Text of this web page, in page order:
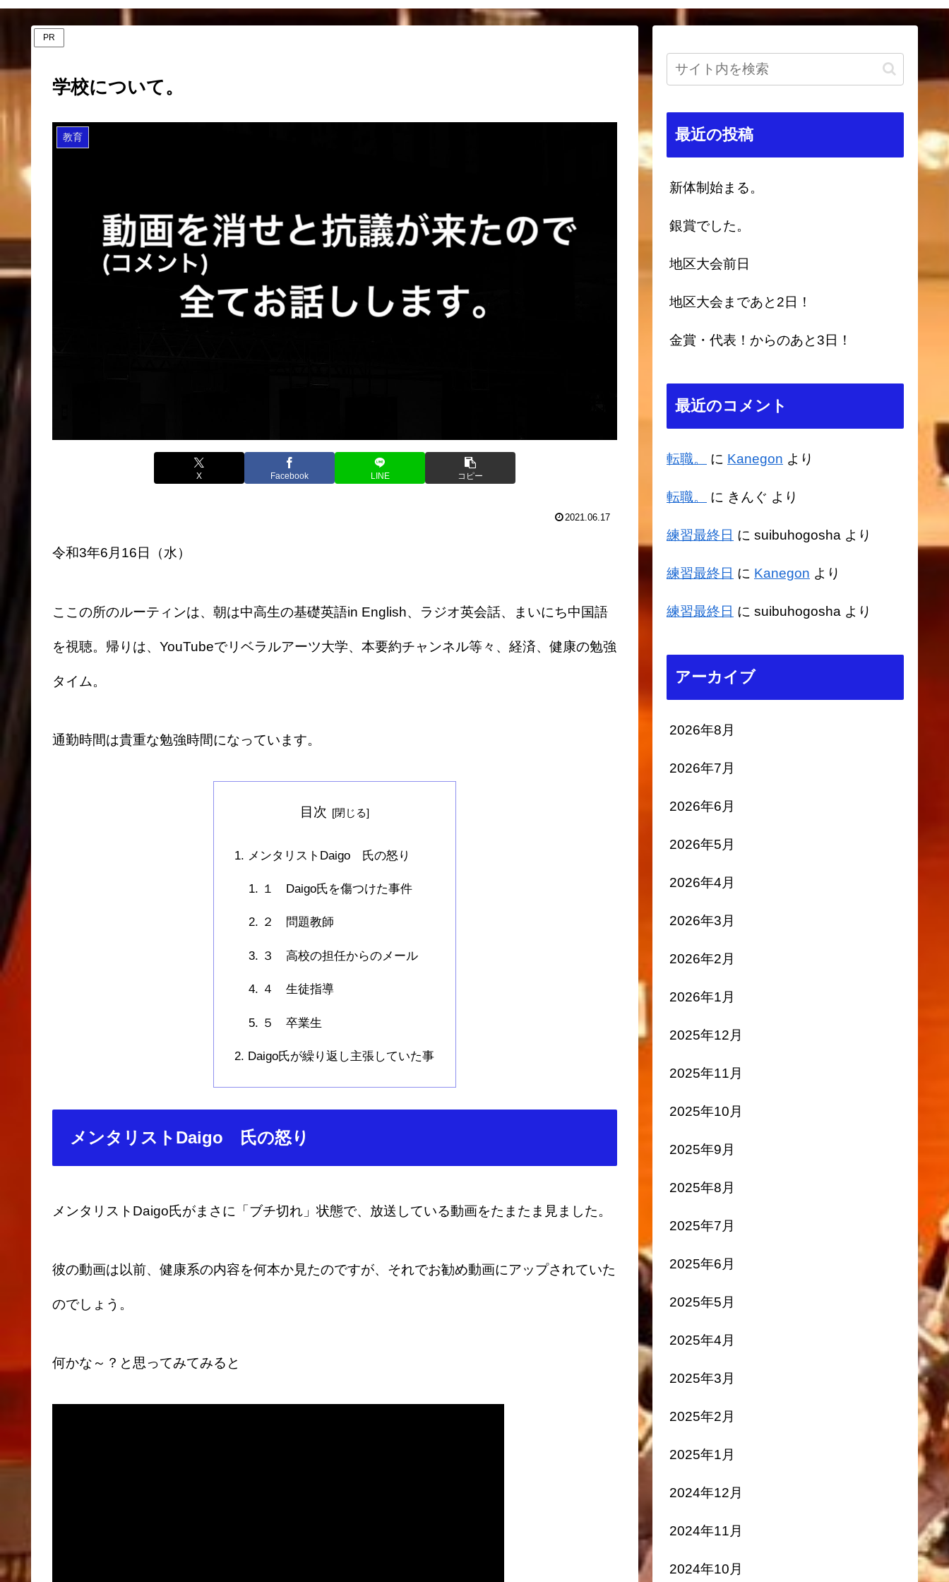
PR
学校について。
教育
X Facebook LINE コピー
2021.06.17
令和3年6月16日（水）
ここの所のルーティンは、朝は中高生の基礎英語in English、ラジオ英会話、まいにち中国語
を視聴。帰りは、YouTubeでリベラルアーツ大学、本要約チャンネル等々、経済、健康の勉強
タイム。
通勤時間は貴重な勉強時間になっています。
目次
メンタリストDaigo 氏の怒り
１ Daigo氏を傷つけた事件
２ 問題教師
３ 高校の担任からのメール
４ 生徒指導
５ 卒業生
Daigo氏が繰り返し主張していた事
メンタリストDaigo 氏の怒り
メンタリストDaigo氏がまさに「ブチ切れ」状態で、放送している動画をたまたま見ました。
彼の動画は以前、健康系の内容を何本か見たのですが、それでお勧め動画にアップされていた
のでしょう。
何かな～？と思ってみてみると
最近の投稿
新体制始まる。
銀賞でした。
地区大会前日
地区大会まであと2日！
金賞・代表！からのあと3日！
最近のコメント
転職。 に Kanegon より
転職。 に きんぐ より
練習最終日 に suibuhogosha より
練習最終日 に Kanegon より
練習最終日 に suibuhogosha より
アーカイブ
2026年8月
2026年7月
2026年6月
2026年5月
2026年4月
2026年3月
2026年2月
2026年1月
2025年12月
2025年11月
2025年10月
2025年9月
2025年8月
2025年7月
2025年6月
2025年5月
2025年4月
2025年3月
2025年2月
2025年1月
2024年12月
2024年11月
2024年10月